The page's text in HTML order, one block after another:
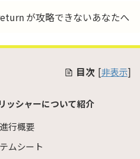
が攻略できないあなたへ
目次 [非表示]
ッシャーについて紹介
行概要
ムシート